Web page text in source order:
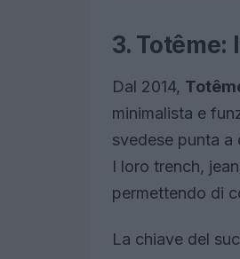
3. Totême:
Dal 2014,
minimalista e
svedese punta a
I loro trench,
permettendo di
La chiave del